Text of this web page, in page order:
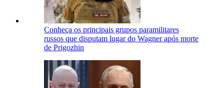
Conheça os principais grupos paramilitares
russos que disputam lugar do Wagner após morte
de Prigozhin